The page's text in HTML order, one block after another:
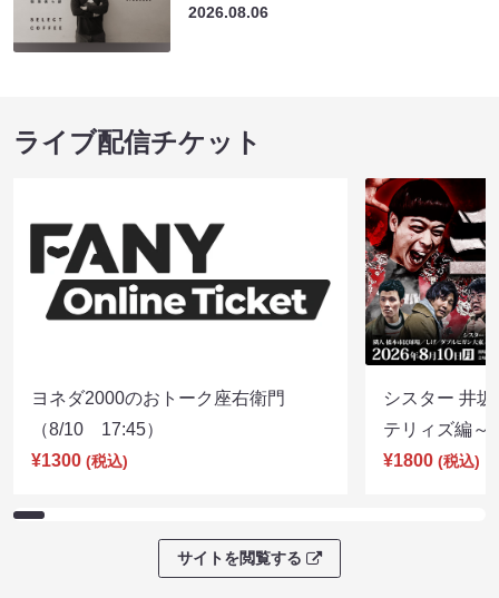
2026.08.06
ライブ配信チケット
ヨネダ2000のおトーク座右衛門
（8/10 17:45）
¥1300 (税込)
シスター 井
テリィズ編
¥1800 (税込)
サイトを閲覧する